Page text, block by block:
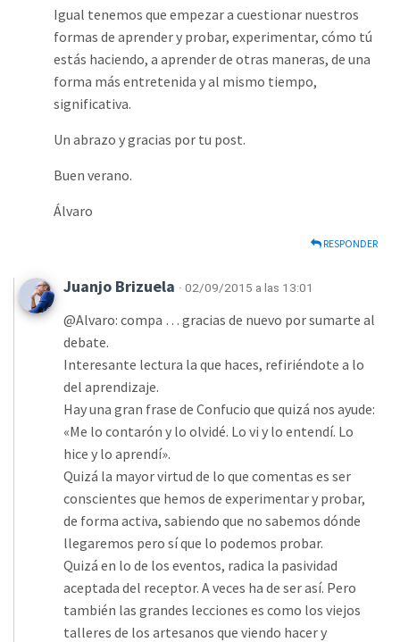
Igual tenemos que empezar a cuestionar nuestros
formas de aprender y probar, experimentar, cómo tú
estás haciendo, a aprender de otras maneras, de una
forma más entretenida y al mismo tiempo,
significativa.
Un abrazo y gracias por tu post.
Buen verano.
Álvaro
RESPONDER
Juanjo Brizuela · 02/09/2015 a las 13:01
@Alvaro: compa … gracias de nuevo por sumarte al
debate.
Interesante lectura la que haces, refiriéndote a lo
del aprendizaje.
Hay una gran frase de Confucio que quizá nos ayude:
«Me lo contarón y lo olvidé. Lo vi y lo entendí. Lo
hice y lo aprendí».
Quizá la mayor virtud de lo que comentas es ser
conscientes que hemos de experimentar y probar,
de forma activa, sabiendo que no sabemos dónde
llegaremos pero sí que lo podemos probar.
Quizá en lo de los eventos, radica la pasividad
aceptada del receptor. A veces ha de ser así. Pero
también las grandes lecciones es como los viejos
talleres de los artesanos que viendo hacer y